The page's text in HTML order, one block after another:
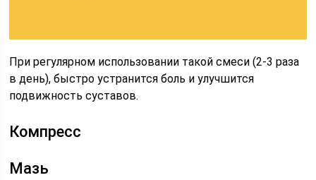
При регулярном использовании такой смеси (2-3 раза
в день), быстро устранится боль и улучшится
подвижность суставов.
Компресс
Мазь